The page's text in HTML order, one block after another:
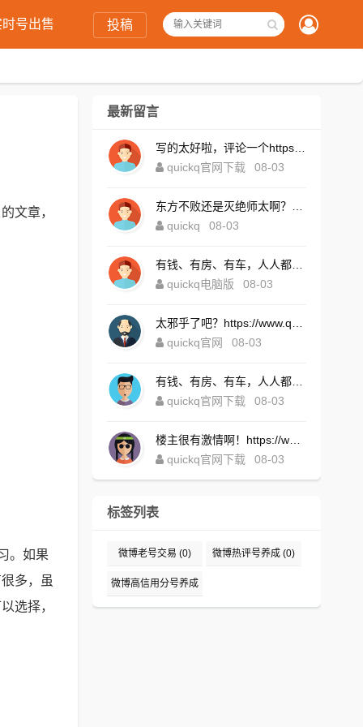
号出售 投稿
文章，
。如果
多，虽
选择，
最新留言
quickq官网下载
08-03
quickq
08-03
quickq电脑版
08-03
quickq官网
08-03
quickq官网下载
08-03
quickq官网下载
08-03
标签列表
微博老号交易 (0) 微博热评号养成 (0)
微博高信用分号养成
(0)